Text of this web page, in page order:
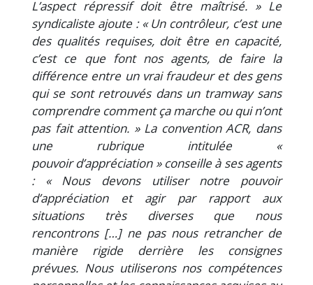
L’aspect répressif doit être maîtrisé. » Le
syndicaliste ajoute : « Un contrôleur, c’est une
des qualités requises, doit être en capacité,
c’est ce que font nos agents, de faire la
différence entre un vrai fraudeur et des gens
qui se sont retrouvés dans un tramway sans
comprendre comment ça marche ou qui n’ont
pas fait attention. » La convention ACR, dans
une rubrique intitulée «
pouvoir d’appréciation » conseille à ses agents
: « Nous devons utiliser notre pouvoir
d’appréciation et agir par rapport aux
situations très diverses que nous
rencontrons […] ne pas nous retrancher de
manière rigide derrière les consignes
prévues. Nous utiliserons nos compétences